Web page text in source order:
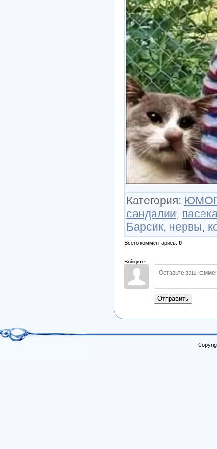
Категория:
сандалии,
Барсик, нервы,
Всего комментариев: 0
Войдите:
Отправить